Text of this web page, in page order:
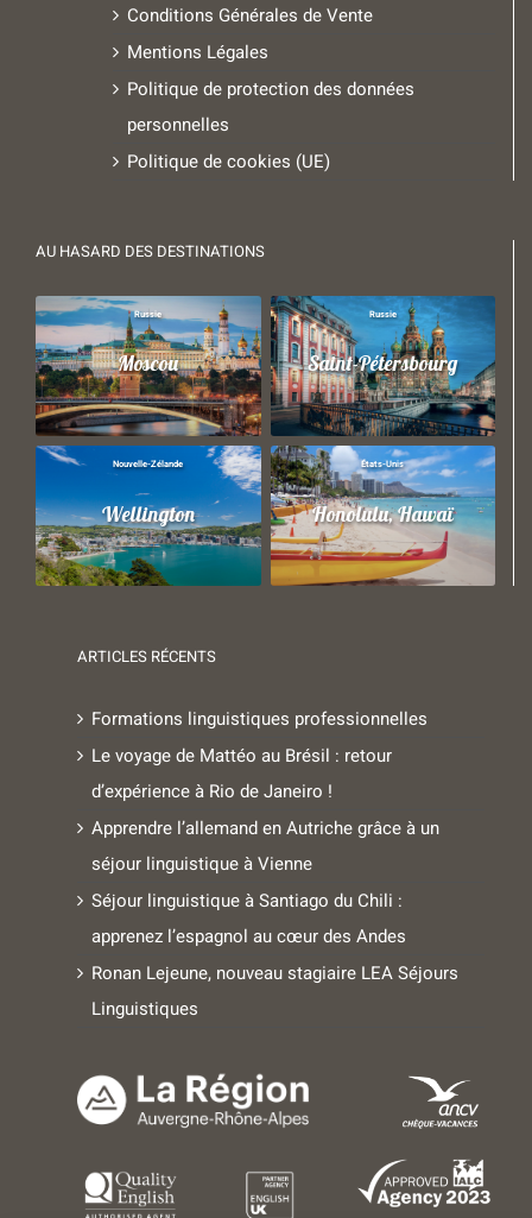
Conditions Générales de Vente
Mentions Légales
Politique de protection des données
personnelles
Politique de cookies (UE)
AU HASARD DES DESTINATIONS
Russie
Moscou
Russie
Saint-Pétersbourg
Nouvelle-Zélande
Wellington
États-Unis
Honolulu, Hawaï
ARTICLES RÉCENTS
Formations linguistiques professionnelles
Le voyage de Mattéo au Brésil : retour
d’expérience à Rio de Janeiro !
Apprendre l’allemand en Autriche grâce à un
séjour linguistique à Vienne
Séjour linguistique à Santiago du Chili :
apprenez l’espagnol au cœur des Andes
Ronan Lejeune, nouveau stagiaire LEA Séjours
Linguistiques